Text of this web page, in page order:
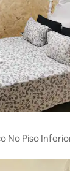
Quarto Duplo Económico No